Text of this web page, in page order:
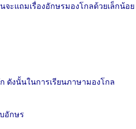
ะแถมเรื่องอักษรมองโกลด้วยเล็กน้อย
ดังนั้นในการเรียนภาษามองโกล
อักษร